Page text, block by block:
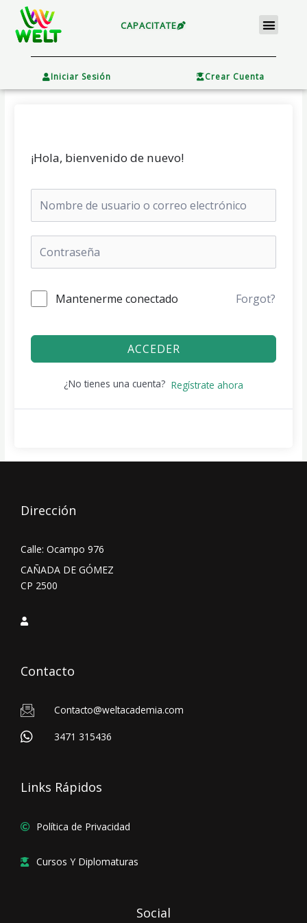
contenido
CAPACITATE Menu
Iniciar Sesión Crear Cuenta
¡Hola, bienvenido de nuevo!
Mantenerme conectado Forgot?
ACCEDER
¿No tienes una cuenta? Regístrate ahora
Dirección
Calle: Ocampo 976
CAÑADA DE GÓMEZ
CP 2500
Contacto
Contacto@weltacademia.com
3471 315436
Links Rápidos
Política de Privacidad
Cursos Y Diplomaturas
Social